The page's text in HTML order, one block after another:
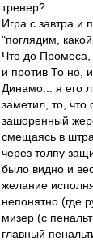
тренер?
Игра с завтра и
"поглядим, какой
Что до Промеса,
и против То но,
Динамо... я его
заметил, то, что
зашоренный
смещаясь в
через толпу
было видно и
желание
непонятно (где
мизер (с
главный